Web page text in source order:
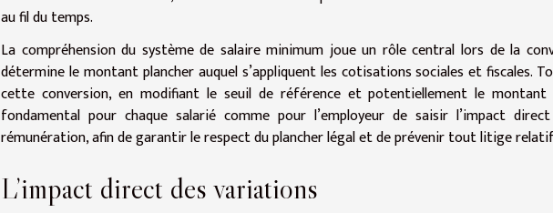
au fil du temps.
La compréhension du système de salaire minimum joue un rôle central lors de la
détermine le montant plancher auquel s’appliquent les cotisations sociales et fiscales.
cette conversion, en modifiant le seuil de référence et potentiellement le montant
fondamental pour chaque salarié comme pour l’employeur de saisir l’impact
rémunération, afin de garantir le respect du plancher légal et de prévenir tout litige
L’impact direct des variations